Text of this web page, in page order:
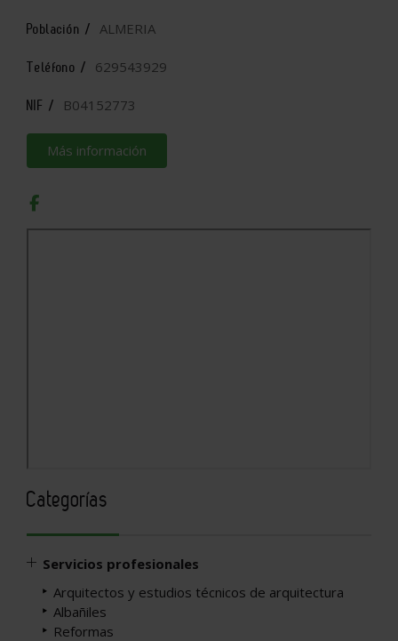
Población / ALMERIA
Teléfono / 629543929
NIF / B04152773
Más información
Categorías
Servicios profesionales
Arquitectos y estudios técnicos de arquitectura
Albañiles
Reformas